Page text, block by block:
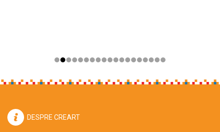
DESPRE CREART